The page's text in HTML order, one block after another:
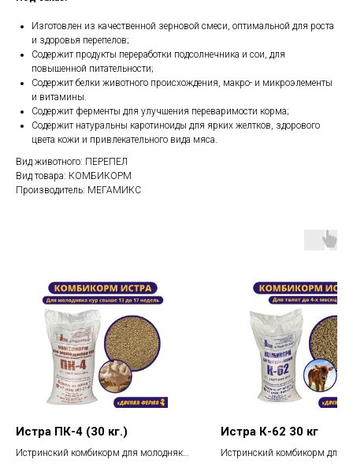
Изготовлен из качественной зерновой смеси, оптимальной для роста
и здоровья перепелов;
Содержит продукты переработки подсолнечника и сои, для
повышенной питательности;
Содержит белки животного происхождения, макро- и микроэлементы
и витамины.
Содержит ферменты для улучшения переваримости корма;
Содержит натуральны каротиноиды для ярких желтков, здорового
цвета кожи и привлекательного вида мяса.
Вид животного: ПЕРЕПЕЛ
Вид товара: КОМБИКОРМ
Производитель: МЕГАМИКС
Истра ПК-4 (30 кг.)
Истринский комбикорм для молодняка
Истра К-62 30 кг
Истринский комбикорм для